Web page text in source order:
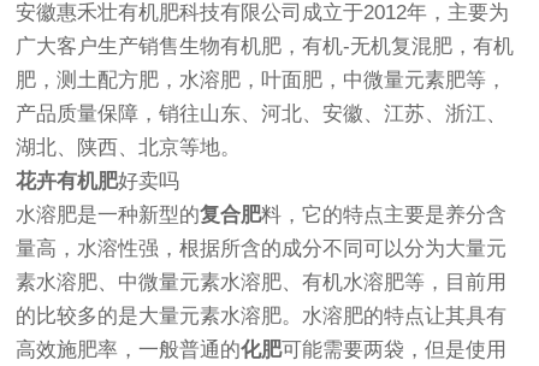
安徽惠禾壮有机肥科技有限公司成立于2012年，主要为
广大客户生产销售生物有机肥，有机-无机复混肥，有机
肥，测土配方肥，水溶肥，叶面肥，中微量元素肥等，
产品质量保障，销往山东、河北、安徽、江苏、浙江、
湖北、陕西、北京等地。
花卉有机肥好卖吗
水溶肥是一种新型的复合肥料，它的特点主要是养分含
量高，水溶性强，根据所含的成分不同可以分为大量元
素水溶肥、中微量元素水溶肥、有机水溶肥等，目前用
的比较多的是大量元素水溶肥。水溶肥的特点让其具有
高效施肥率，一般普通的化肥可能需要两袋，但是使用